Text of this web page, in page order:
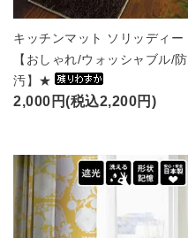
キッチンマット ソリッディー
【おしゃれ/ウォッシャブル/防
汚】★
2,000円(税込2,200円)